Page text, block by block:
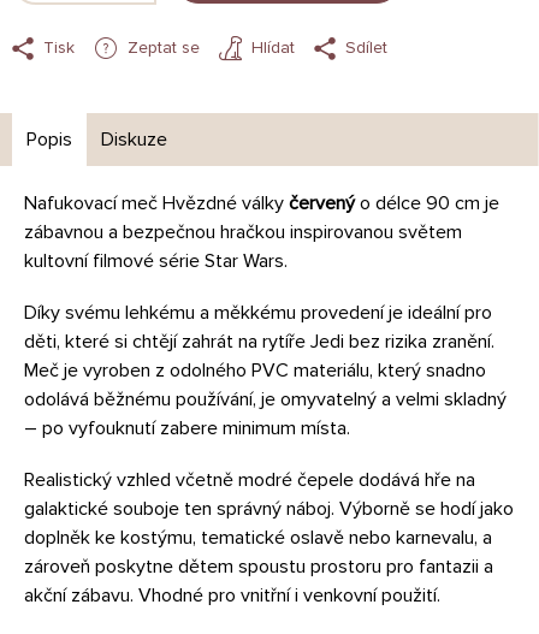
Tisk Zeptat se Hlídat Sdílet
Popis Diskuze
Nafukovací meč Hvězdné války červenýo délce 90 cm je
zábavnou a bezpečnou hračkou inspirovanou světem
kultovní filmové série Star Wars.
Díky svému lehkému a měkkému provedení je ideální pro
děti, které si chtějí zahrát na rytíře Jedi bez rizika zranění.
Meč je vyroben z odolného PVC materiálu, který snadno
odolává běžnému používání, je omyvatelný a velmi skladný
– po vyfouknutí zabere minimum místa.
Realistický vzhled včetně modré čepele dodává hře na
galaktické souboje ten správný náboj. Výborně se hodí jako
doplněk ke kostýmu, tematické oslavě nebo karnevalu, a
zároveň poskytne dětem spoustu prostoru pro fantazii a
akční zábavu. Vhodné pro vnitřní i venkovní použití.